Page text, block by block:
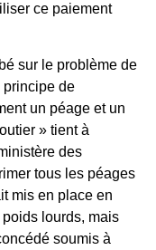
ce paiement
sur le problème de
principe de
un péage et un
» tient à
des
tous les péages
mis en place en
lourds, mais
soumis à